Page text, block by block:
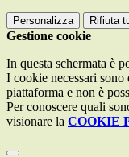
Personalizza Rifiuta
Gestione cookie
In questa schermata è
I cookie necessari
piattaforma e non è
Per conoscere quali
visionare la COOKIE